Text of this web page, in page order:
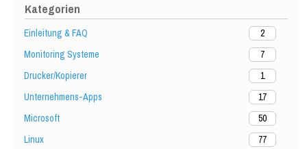
Kategorien
Einleitung & FAQ
2
Monitoring Systeme
7
Drucker/Kopierer
1
Unternehmens-Apps
17
Microsoft
50
Linux
77